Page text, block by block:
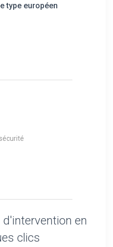
type européen
en
clics